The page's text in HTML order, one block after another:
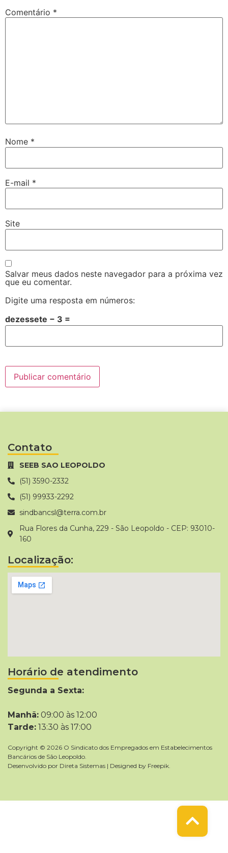
Comentário *
Nome *
E-mail *
Site
Salvar meus dados neste navegador para a próxima vez
que eu comentar.
Digite uma resposta em números:
dezessete − 3 =
Contato
SEEB SAO LEOPOLDO
(51) 3590-2332
(51) 99933-2292
sindbancsl@terra.com.br
Rua Flores da Cunha, 229 - São Leopoldo - CEP: 93010-
160
Localização:
Horário de atendimento
Segunda a Sexta:
Manhã: 09:00 às 12:00
Tarde: 13:30 às 17:00
Copyright © 2026 O Sindicato dos Empregados em Estabelecimentos
Bancários de São Leopoldo.
Desenvolvido por Direta Sistemas | Designed by Freepik